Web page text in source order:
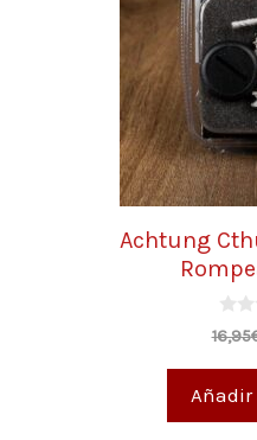
Achtung
0
d
16,95
Añadir